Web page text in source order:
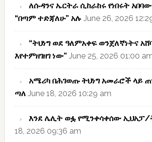
ለሱዳንና ኤርትራ ሲከራከሩ የነበሩት
“በጣም ተድጃለሁ” አሉ June 26, 2026
“ትህነግ ወደ ዓለምአቀፍ ወንጀለኛነትና
እየተምዘገዘገ ነው” June 25, 2026 01:00
አሜሪካ በሕገወጡ ትህነግ አመራሮች ላይ
ጣለ June 18, 2026 10:29 am
እንደ ሌሊት ወፏ የሚንቀሳቀሰው
18, 2026 09:36 am